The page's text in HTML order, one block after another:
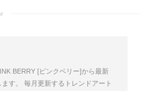
BERRY [ピンクベリー]から最新
す。 毎月更新するトレンドアート